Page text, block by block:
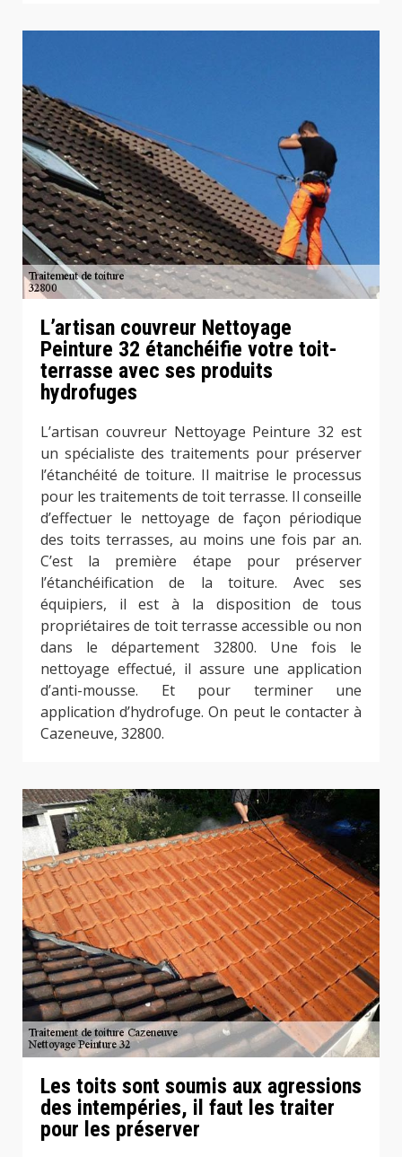
L’artisan couvreur Nettoyage
Peinture 32 étanchéifie votre toit-
terrasse avec ses produits
hydrofuges
L’artisan couvreur Nettoyage Peinture 32 est
un spécialiste des traitements pour préserver
l’étanchéité de toiture. Il maitrise le processus
pour les traitements de toit terrasse. Il conseille
d’effectuer le nettoyage de façon périodique
des toits terrasses, au moins une fois par an.
C’est la première étape pour préserver
l’étanchéification de la toiture. Avec ses
équipiers, il est à la disposition de tous
propriétaires de toit terrasse accessible ou non
dans le département 32800. Une fois le
nettoyage effectué, il assure une application
d’anti-mousse. Et pour terminer une
application d’hydrofuge. On peut le contacter à
Cazeneuve, 32800.
Les toits sont soumis aux agressions
des intempéries, il faut les traiter
pour les préserver